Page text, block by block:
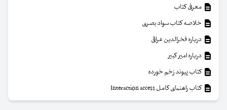
معرفی کتاب
خلاصه کتاب سواد بصری
درباره فخرالدین عراقی
درباره امیر کبیر
کتاب پیوند زخم خورده
کتاب راهنمای کامل Interaction access